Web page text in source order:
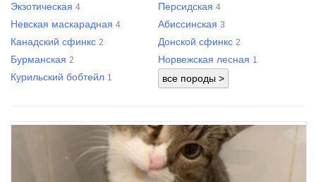
Экзотическая 4 Персидская 4
Невская маскарадная 4 Абиссинская 3
Канадский сфинкс 2 Донской сфинкс 2
Бурманская 2 Норвежская лесная 1
Курильский бобтейл 1